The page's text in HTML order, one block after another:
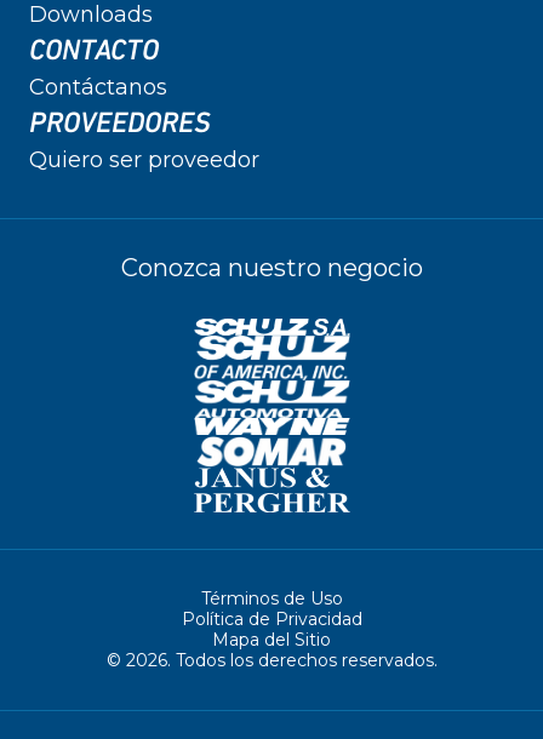
Downloads
CONTACTO
Contáctanos
PROVEEDORES
Quiero ser proveedor
Conozca nuestro negocio
© 2026. Todos los derechos reservados.
Términos de Uso
Política de Privacidad
Mapa del Sitio